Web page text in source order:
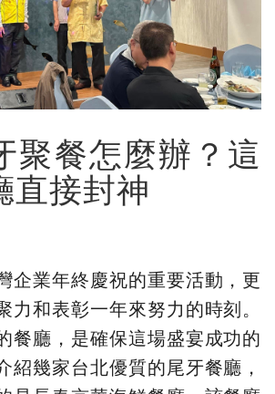
聚餐怎麼辦？這
直接封神
企業年終慶祝的重要活動，更
力和表彰一年來努力的時刻。
餐廳，是確保這場盛宴成功的
紹幾家台北優質的尾牙餐廳，